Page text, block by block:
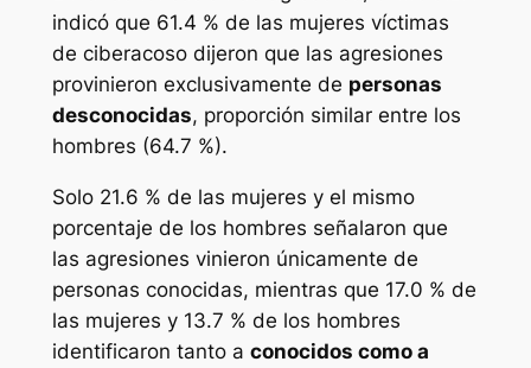
indicó que 61.4 % de las mujeres víctimas
de ciberacoso dijeron que las agresiones
provinieron exclusivamente de personas
desconocidas, proporción similar entre los
hombres (64.7 %).
Solo 21.6 % de las mujeres y el mismo
porcentaje de los hombres señalaron que
las agresiones vinieron únicamente de
personas conocidas, mientras que 17.0 % de
las mujeres y 13.7 % de los hombres
identificaron tanto a conocidos como a